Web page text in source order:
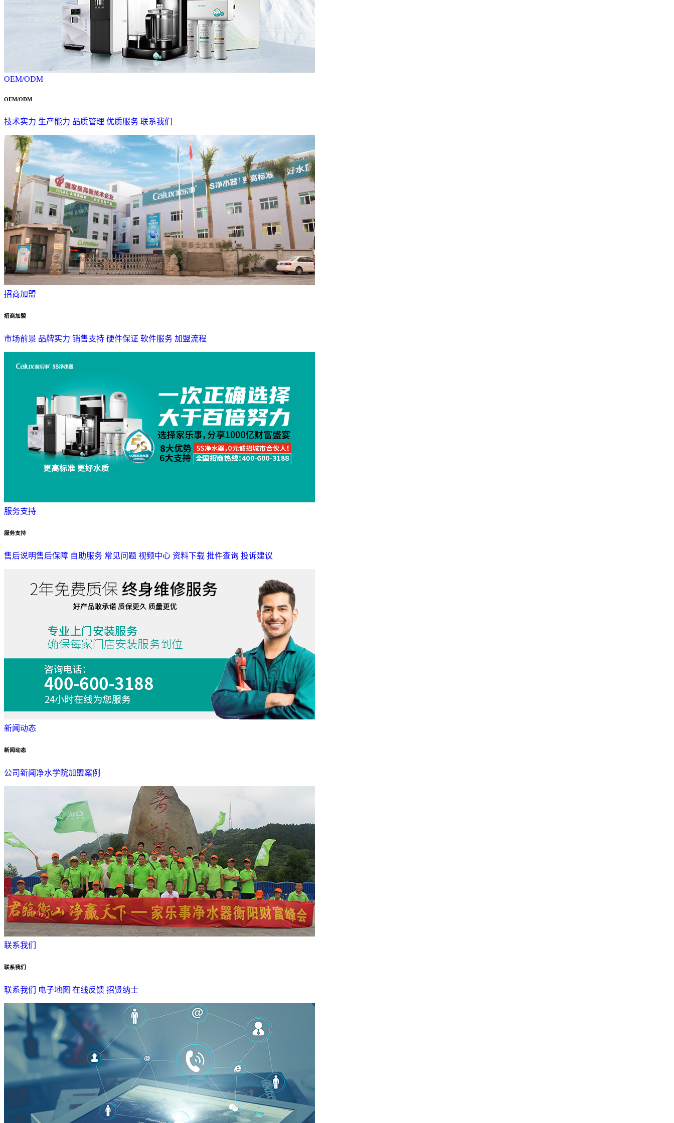
OEM/ODM
OEM/ODM
技术实力 生产能力 品质管理 优质服务 联系我们
招商加盟
招商加盟
市场前景 品牌实力 销售支持 硬件保证 软件服务 加盟流程
服务支持
服务支持
售后说明售后保障 自助服务 常见问题 视频中心 资料下载 批件查询 投诉建议
新闻动态
新闻动态
公司新闻 净水学院加盟案例
联系我们
联系我们
联系我们 电子地图 在线反馈 招贤纳士